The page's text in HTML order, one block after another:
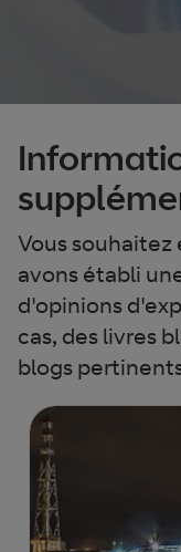
Vous souhaitez
avons établi
d'opinions
cas, des livres
blogs